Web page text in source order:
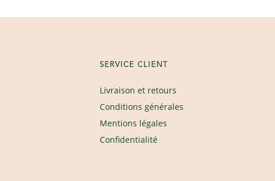
SERVICE CLIENT
Livraison et retours
Conditions générales
Mentions légales
Confidentialité